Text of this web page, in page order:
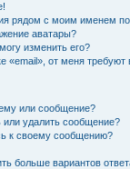
рядом с моим именем
аватары?
изменить его?
«email», от меня
или сообщение?
или удалить сообщение?
к своему сообщению?
больше вариантов